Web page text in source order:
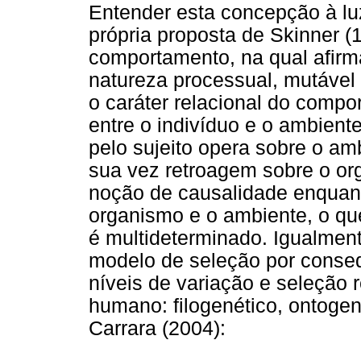
Entender esta concepção à
própria proposta de Skinner
comportamento, na qual
natureza processual,
o caráter relacional do
entre o indivíduo e o
pelo sujeito opera sobre o
sua vez retroagem sobre o
noção de causalidade
organismo e o ambiente, o
é multideterminado.
modelo de seleção por
níveis de variação e seleção
humano: filogenético,
Carrara (2004):